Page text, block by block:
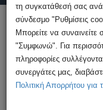
HOME
Υπόθεση
απόσπασης
τη συγκατάθεσή σας
σύνδεσμο "Ρυθμίσεις
Μπορείτε να
"Συμφωνώ". Για
πληροφορίες
συνεργάτες μας,
Πολιτική Απορρήτου για